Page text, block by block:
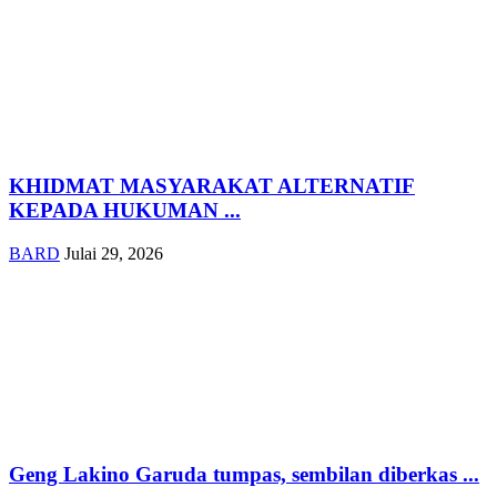
KHIDMAT MASYARAKAT ALTERNATIF
KEPADA HUKUMAN ...
BARD Julai 29, 2026
Geng Lakino Garuda tumpas, sembilan diberkas ...